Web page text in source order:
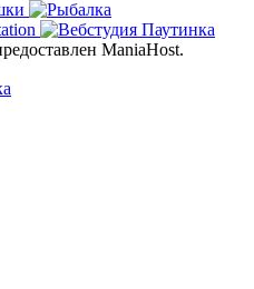
ManiaHost.